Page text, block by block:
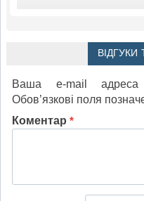
ВІДГУКИ
Ваша e-mail адреса
Обов’язкові поля
Коментар *